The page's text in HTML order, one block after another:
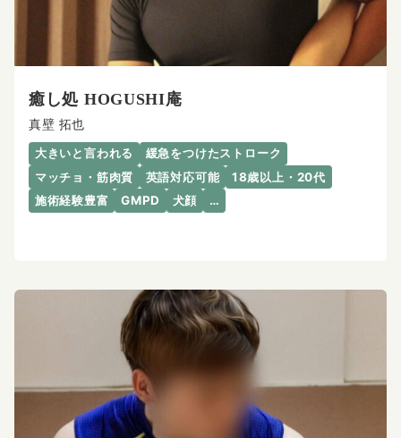
癒し処 HOGUSHI庵
真壁 拓也
大きいと言われる
緩急をつけたストローク
マッチョ・筋肉質
英語対応可能
18歳以上・20代
施術経験豊富
GMPD 犬顔 …